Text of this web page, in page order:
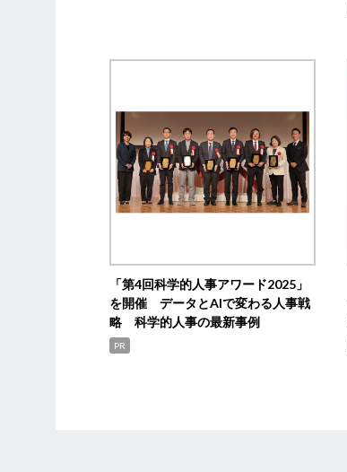
「第4回科学的人事アワード2025」
を開催 データとAIで変わる人事戦
略 科学的人事の最新事例
PR